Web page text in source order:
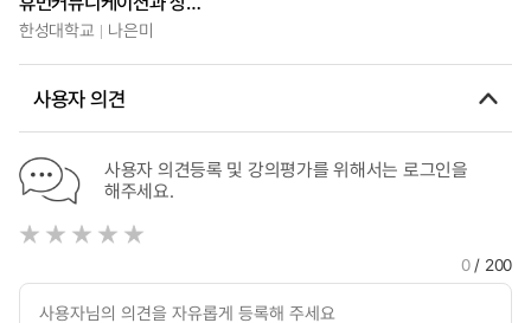
한성대학교 나은미
사용자 의견
사용자 의견등록 및 강의평가를 위해서는 로그인을
해주세요.
0/ 200